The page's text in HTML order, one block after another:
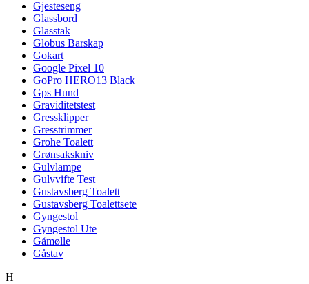
Gjesteseng
Glassbord
Glasstak
Globus Barskap
Gokart
Google Pixel 10
GoPro HERO13 Black
Gps Hund
Graviditetstest
Gressklipper
Gresstrimmer
Grohe Toalett
Grønsakskniv
Gulvlampe
Gulvvifte Test
Gustavsberg Toalett
Gustavsberg Toalettsete
Gyngestol
Gyngestol Ute
Gåmølle
Gåstav
H